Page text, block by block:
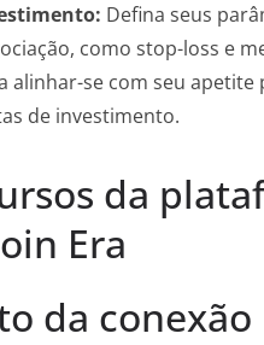
Defina seus
como stop-loss e
alinhar-se com seu apetite
de investimento.
da
Era
da conexão